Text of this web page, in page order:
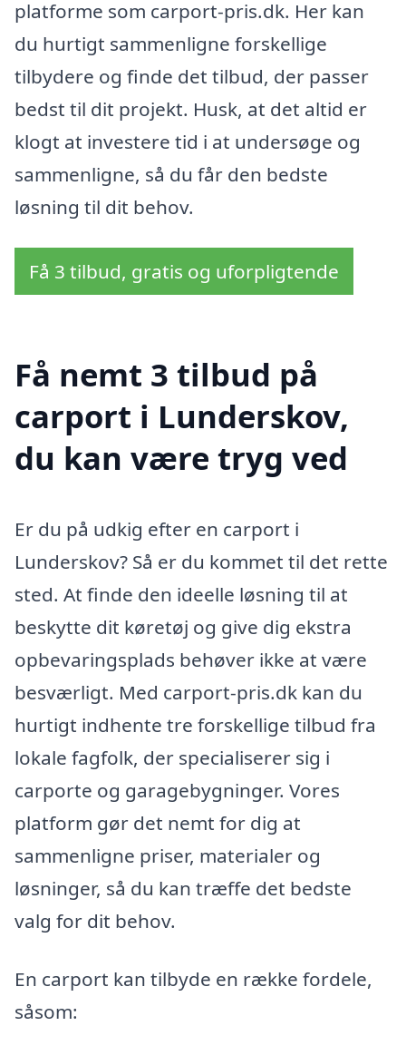
platforme som carport-pris.dk. Her kan
du hurtigt sammenligne forskellige
tilbydere og finde det tilbud, der passer
bedst til dit projekt. Husk, at det altid er
klogt at investere tid i at undersøge og
sammenligne, så du får den bedste
løsning til dit behov.
Få 3 tilbud, gratis og uforpligtende
Få nemt 3 tilbud på
carport i Lunderskov,
du kan være tryg ved
Er du på udkig efter en carport i
Lunderskov? Så er du kommet til det rette
sted. At finde den ideelle løsning til at
beskytte dit køretøj og give dig ekstra
opbevaringsplads behøver ikke at være
besværligt. Med carport-pris.dk kan du
hurtigt indhente tre forskellige tilbud fra
lokale fagfolk, der specialiserer sig i
carporte og garagebygninger. Vores
platform gør det nemt for dig at
sammenligne priser, materialer og
løsninger, så du kan træffe det bedste
valg for dit behov.
En carport kan tilbyde en række fordele,
såsom: